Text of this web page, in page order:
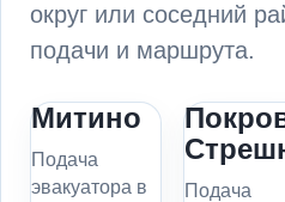
округ или соседний
подачи и маршрута.
Митино
Подача
эвакуатора в
Подача